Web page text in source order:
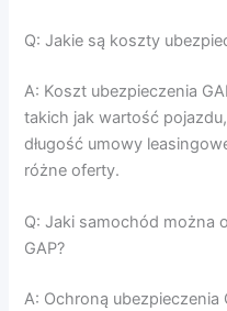
Q: Jakie są koszty
A: Koszt ubezpieczenia
takich jak wartość
długość umowy
różne oferty.
Q: Jaki samochód można
GAP?
A: Ochroną